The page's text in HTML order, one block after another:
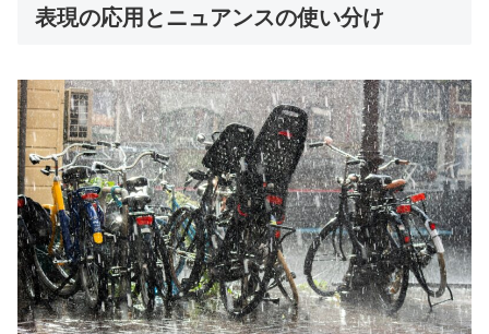
表現の応用とニュアンスの使い分け